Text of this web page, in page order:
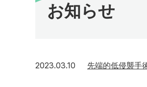
お知らせ
2023.03.10 2023年3月10日
先端的低侵襲手